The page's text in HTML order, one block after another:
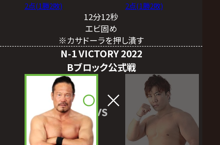
2点(1勝2敗) 2点(1勝2敗)
12分12秒
エビ固め
※カサドーラを押し潰す
N-1 VICTORY 2022
Bブロック公式戦
VS